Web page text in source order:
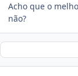
Acho que o
não?